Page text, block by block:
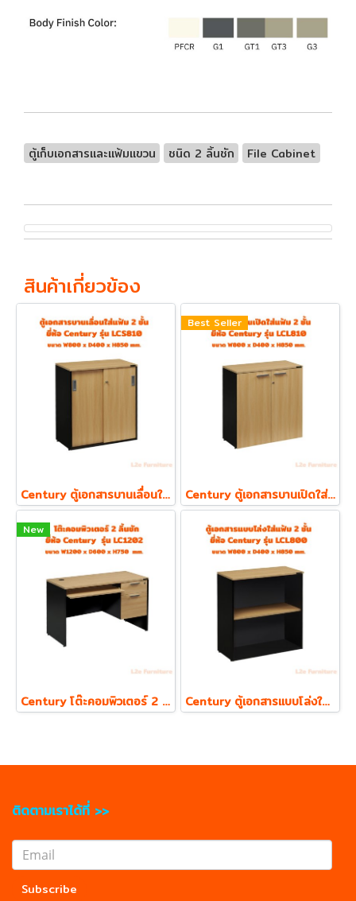
ตู้เก็บเอกสารและแฟ้มแขวน ชนิด 2 ลิ้นชัก File Cabinet
สินค้าเกี่ยวข้อง
Century ตู้เอกสารบานเลื่อนใส่แฟ้ม ตั้ง 2 ชั้น รุ่น LCS810 ความหนา Top 19 mm.
Best Seller
Century ตู้เอกสารบานเปิดใส่แฟ้ม ตั้ง 2 ชั้น รุ่น LCL810 ความหนา Top 19 mm.
New
Century โต๊ะคอมพิวเตอร์ 2 ลิ้นชัก พร้อมถาดคีย์บอร์ด รุ่น LC1202 Century ตู้เอกสารแบบโล่งใส่แฟ้ม ตั้ง 2 ชั้น รุ่น LCL800 ความหนา Top 19 mm.
ติดตามเราได้ที่ >>
Subscribe